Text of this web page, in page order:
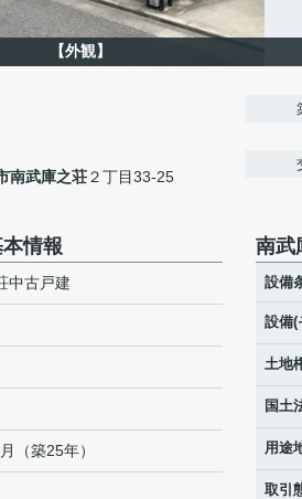
【外観】
南武庫之荘２丁目33-25
情報
中古戸建
（築25年）
南武
設備
設備(
土地
国土
用途
取引